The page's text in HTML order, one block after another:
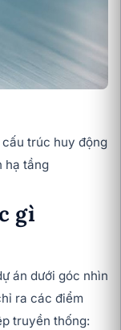
trúc huy động
hạ tầng
gì
án dưới góc nhìn
ra các điểm
truyền thống: